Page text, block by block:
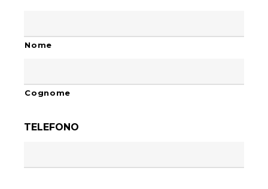
Nome
Cognome
TELEFONO